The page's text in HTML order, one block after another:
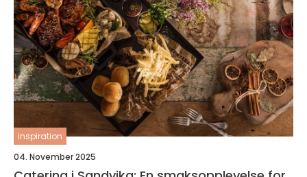
inspiration
04. November 2025